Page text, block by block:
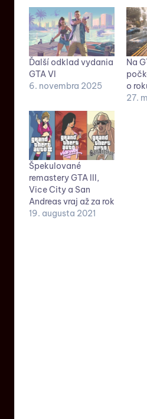
Ďalší odklad vydania
GTA VI
6. novembra 2025
Na
o
27.
Špekulované
remastery GTA III,
Vice City a San
Andreas vraj až za rok
19. augusta 2021